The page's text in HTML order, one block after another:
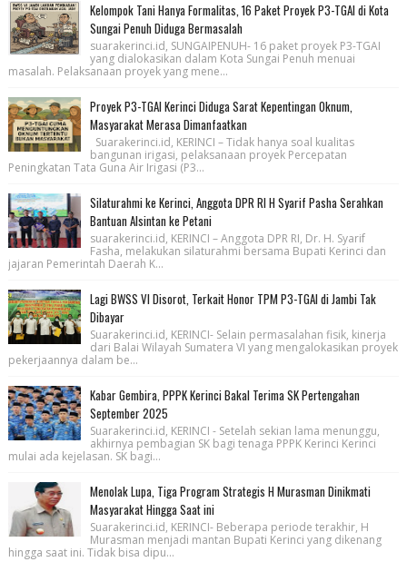
Kelompok Tani Hanya Formalitas, 16 Paket Proyek P3-TGAI di Kota
Sungai Penuh Diduga Bermasalah
suarakerinci.id, SUNGAIPENUH- 16 paket proyek P3-TGAI
yang dialokasikan dalam Kota Sungai Penuh menuai
masalah. Pelaksanaan proyek yang mene...
Proyek P3-TGAI Kerinci Diduga Sarat Kepentingan Oknum,
Masyarakat Merasa Dimanfaatkan
Suarakerinci.id, KERINCI – Tidak hanya soal kualitas
bangunan irigasi, pelaksanaan proyek Percepatan
Peningkatan Tata Guna Air Irigasi (P3...
Silaturahmi ke Kerinci, Anggota DPR RI H Syarif Pasha Serahkan
Bantuan Alsintan ke Petani
suarakerinci.id, KERINCI – Anggota DPR RI, Dr. H. Syarif
Fasha, melakukan silaturahmi bersama Bupati Kerinci dan
jajaran Pemerintah Daerah K...
Lagi BWSS VI Disorot, Terkait Honor TPM P3-TGAI di Jambi Tak
Dibayar
Suarakerinci.id, KERINCI- Selain permasalahan fisik, kinerja
dari Balai Wilayah Sumatera VI yang mengalokasikan proyek
pekerjaannya dalam be...
Kabar Gembira, PPPK Kerinci Bakal Terima SK Pertengahan
September 2025
Suarakerinci.id, KERINCI - Setelah sekian lama menunggu,
akhirnya pembagian SK bagi tenaga PPPK Kerinci Kerinci
mulai ada kejelasan. SK bagi...
Menolak Lupa, Tiga Program Strategis H Murasman Dinikmati
Masyarakat Hingga Saat ini
Suarakerinci.id, KERINCI- Beberapa periode terakhir, H
Murasman menjadi mantan Bupati Kerinci yang dikenang
hingga saat ini. Tidak bisa dipu...